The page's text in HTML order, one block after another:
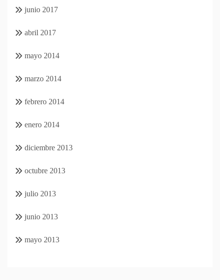
junio 2017
abril 2017
mayo 2014
marzo 2014
febrero 2014
enero 2014
diciembre 2013
octubre 2013
julio 2013
junio 2013
mayo 2013